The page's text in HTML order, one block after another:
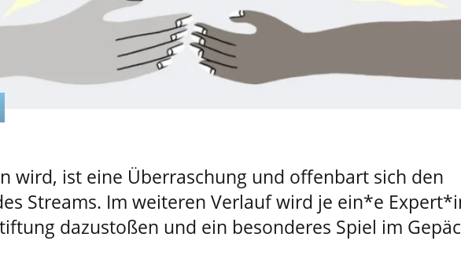
wird, ist eine Überraschung und offenbart sich den
Streams. Im weiteren Verlauf wird je ein*e
dazustoßen und ein besonderes Spiel im